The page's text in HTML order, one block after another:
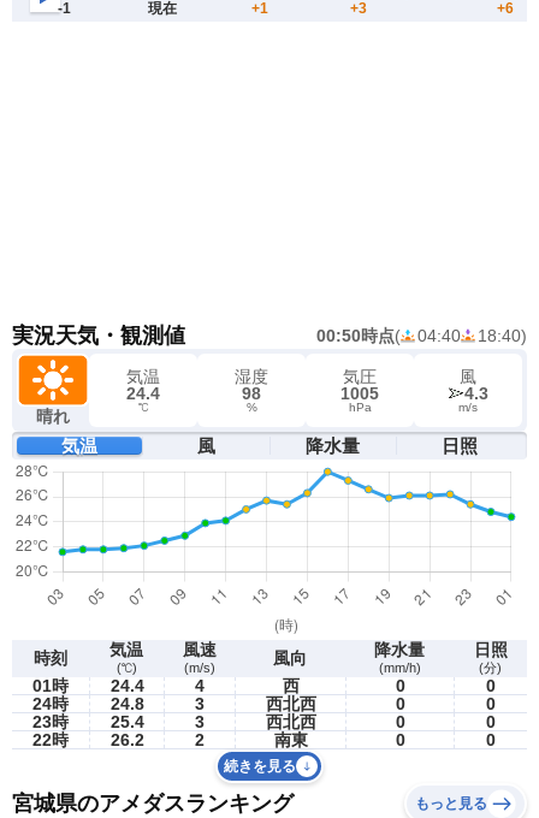
実況天気・観測値 00:50時点( 04:40 18:40)
晴れ
気温
24.4
℃
湿度
98
%
気圧
1005
hPa
風
4.3
m/s
気温 風 降水量 日照
時刻 気温
(℃)
風速
(m/s) 風向 降水量
(mm/h)
日照
(分)
01時 24.4 4 西 0
0
24時
24.8 3 西北西 0
0
23時
25.4 3 西北西 0
0
22時
26.2 2 南東 0 0
続きを見る
宮城県のアメダスランキング もっと見る